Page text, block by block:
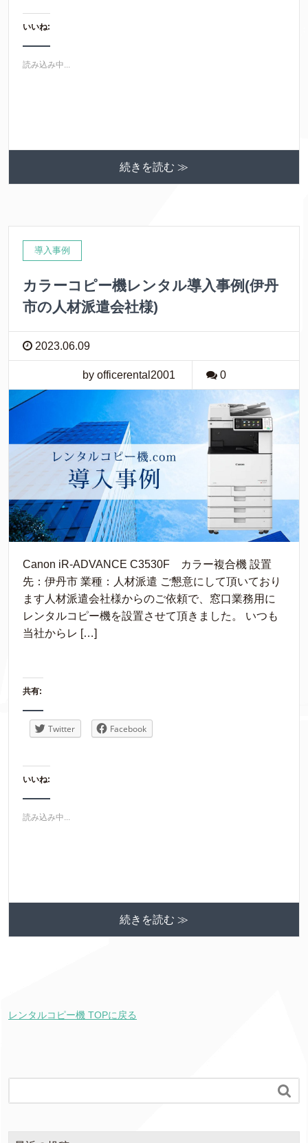
いいね:
読み込み中...
続きを読む ≫
導入事例
カラーコピー機レンタル導入事例(伊丹
市の人材派遣会社様)
2023.06.09
by officerental2001 0
Canon iR-ADVANCE C3530F カラー複合機 設置
先：伊丹市 業種：人材派遣 ご懇意にして頂いており
ます人材派遣会社様からのご依頼で、窓口業務用に
レンタルコピー機を設置させて頂きました。 いつも
当社からレ […]
共有:
Twitter Facebook
いいね:
読み込み中...
続きを読む ≫
レンタルコピー機 TOPに戻る
